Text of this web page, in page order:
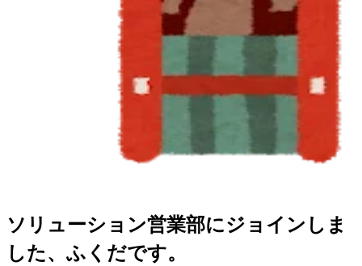
ソリューション営業部にジョインしま
した、ふくだです。